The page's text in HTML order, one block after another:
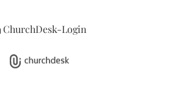
ChurchDesk-Login